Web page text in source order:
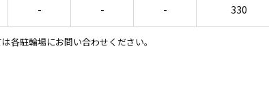
- - - 330
各駐輪場にお問い合わせください。